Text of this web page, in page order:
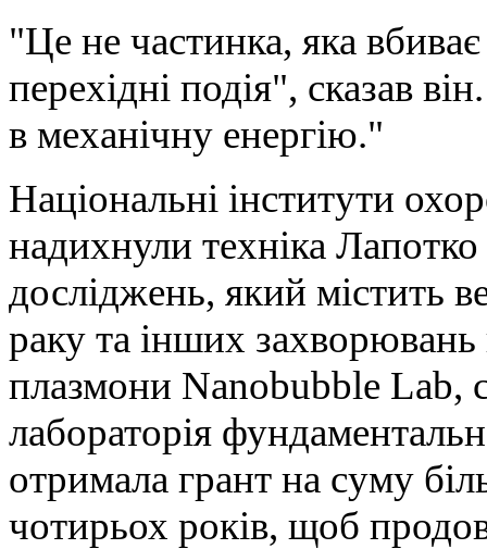
"Це не частинка, яка
перехідні подія", сказав
в механічну енергію."
Національні інститути
надихнули техніка
досліджень, який містить
раку та інших
плазмони Nanobubble Lab,
лабораторія
отримала грант на суму
чотирьох років, щоб